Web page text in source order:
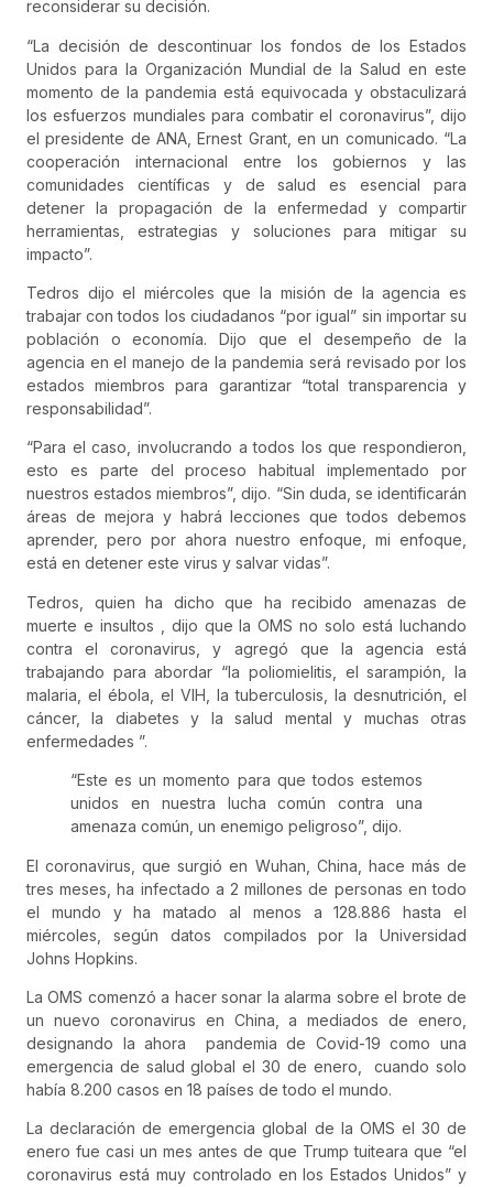
reconsiderar su decisión.
“La decisión de descontinuar los fondos de los Estados
Unidos para la Organización Mundial de la Salud en este
momento de la pandemia está equivocada y obstaculizará
los esfuerzos mundiales para combatir el coronavirus”, dijo
el presidente de ANA, Ernest Grant, en un comunicado. “La
cooperación internacional entre los gobiernos y las
comunidades científicas y de salud es esencial para
detener la propagación de la enfermedad y compartir
herramientas, estrategias y soluciones para mitigar su
impacto”.
Tedros dijo el miércoles que la misión de la agencia es
trabajar con todos los ciudadanos “por igual” sin importar su
población o economía. Dijo que el desempeño de la
agencia en el manejo de la pandemia será revisado por los
estados miembros para garantizar “total transparencia y
responsabilidad”.
“Para el caso, involucrando a todos los que respondieron,
esto es parte del proceso habitual implementado por
nuestros estados miembros”, dijo. “Sin duda, se identificarán
áreas de mejora y habrá lecciones que todos debemos
aprender, pero por ahora nuestro enfoque, mi enfoque,
está en detener este virus y salvar vidas”.
Tedros, quien ha dicho que ha recibido amenazas de
muerte e insultos , dijo que la OMS no solo está luchando
contra el coronavirus, y agregó que la agencia está
trabajando para abordar “la poliomielitis, el sarampión, la
malaria, el ébola, el VIH, la tuberculosis, la desnutrición, el
cáncer, la diabetes y la salud mental y muchas otras
enfermedades ”.
“Este es un momento para que todos estemos
unidos en nuestra lucha común contra una
amenaza común, un enemigo peligroso”, dijo.
El coronavirus, que surgió en Wuhan, China, hace más de
tres meses, ha infectado a 2 millones de personas en todo
el mundo y ha matado al menos a 128.886 hasta el
miércoles, según datos compilados por la Universidad
Johns Hopkins.
La OMS comenzó a hacer sonar la alarma sobre el brote de
un nuevo coronavirus en China, a mediados de enero,
designando la ahora pandemia de Covid-19 como una
emergencia de salud global el 30 de enero,
cuando solo
había 8.200 casos en 18 países de todo el mundo.
La declaración de emergencia global de la OMS el 30 de
enero fue casi un mes antes de que Trump tuiteara que “el
coronavirus está muy controlado en los Estados Unidos” y